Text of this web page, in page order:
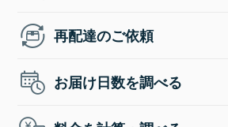
再配達のご依頼
お届け日数を調べる